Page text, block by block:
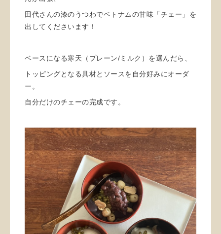
田代さんの漆のうつわでベトナムの甘味「チェー」を
出してくださいます！
ベースになる寒天（プレーン/ミルク）を選んだら、
トッピングとなる具材とソースを自分好みにオーダ
ー。
自分だけのチェーの完成です。